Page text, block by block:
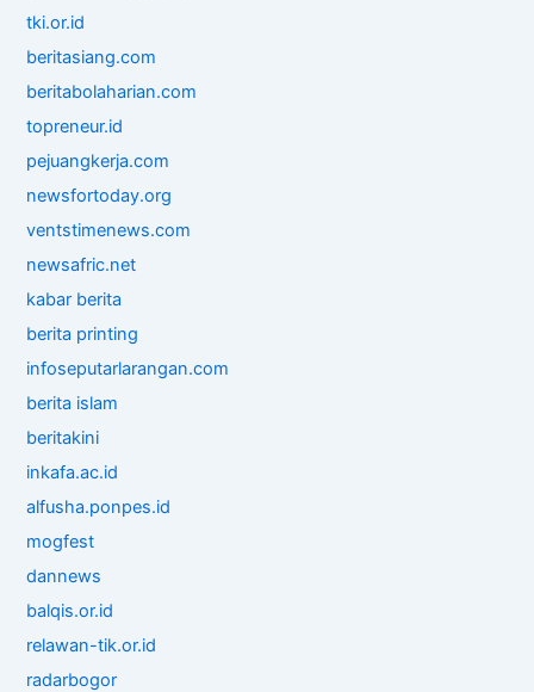
tki.or.id
beritasiang.com
beritabolaharian.com
topreneur.id
pejuangkerja.com
newsfortoday.org
ventstimenews.com
newsafric.net
kabar berita
berita printing
infoseputarlarangan.com
berita islam
beritakini
inkafa.ac.id
alfusha.ponpes.id
mogfest
dannews
balqis.or.id
relawan-tik.or.id
radarbogor